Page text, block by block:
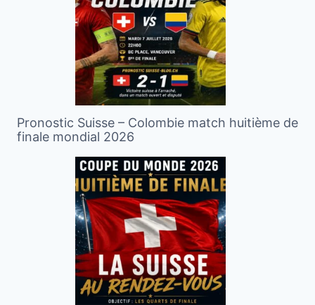
Pronostic Suisse – Colombie match huitième de
finale mondial 2026